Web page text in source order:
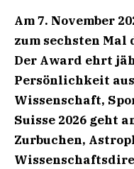
Am 7. November
zum sechsten
Der Award ehrt
Persönlichkeit
Wissenschaft,
Suisse 2026 geht
Zurbuchen,